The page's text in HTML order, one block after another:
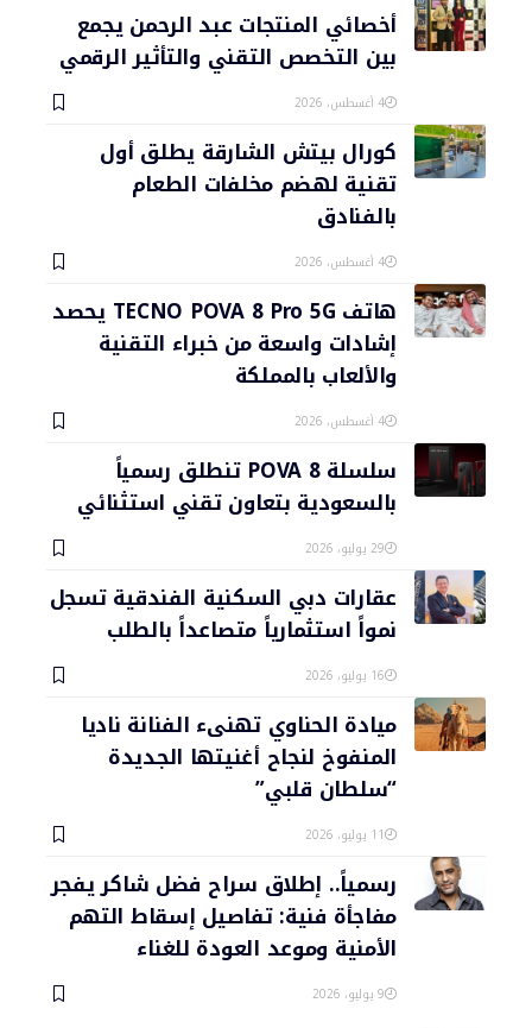
أخصائي المنتجات عبد الرحمن يجمع
بين التخصص التقني والتأثير الرقمي
4 أغسطس، 2026
كورال بيتش الشارقة يطلق أول
تقنية لهضم مخلفات الطعام
بالفنادق
4 أغسطس، 2026
هاتف TECNO POVA 8 Pro 5G يحصد
إشادات واسعة من خبراء التقنية
والألعاب بالمملكة
4 أغسطس، 2026
سلسلة POVA 8 تنطلق رسمياً
بالسعودية بتعاون تقني استثنائي
29 يوليو، 2026
عقارات دبي السكنية الفندقية تسجل
نمواً استثمارياً متصاعداً بالطلب
16 يوليو، 2026
ميادة الحناوي تهنىء الفنانة ناديا
المنفوخ لنجاح أغنيتها الجديدة
“سلطان قلبي”
11 يوليو، 2026
رسمياً.. إطلاق سراح فضل شاكر يفجر
مفاجأة فنية: تفاصيل إسقاط التهم
الأمنية وموعد العودة للغناء
9 يوليو، 2026